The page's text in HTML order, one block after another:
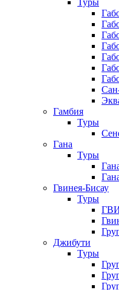
Туры
Гамбия
Туры
Гана
Туры
Гвинея-Бисау
Туры
Джибути
Туры